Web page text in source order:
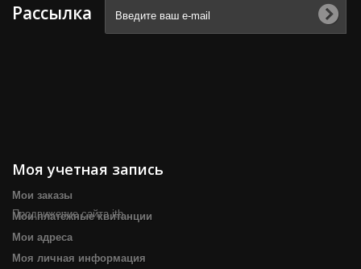
Рассылка
Продвижение сайта itb
Моя учетная запись
Мои заказы
Мои платёжные квитанции
Мои адреса
Моя личная информация